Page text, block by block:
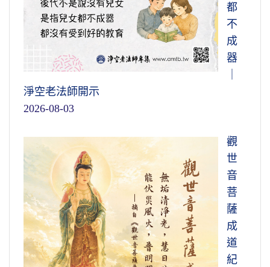
都
不
成
器
淨空老法師開示
2026-08-03
觀
世
音
菩
薩
成
道
紀